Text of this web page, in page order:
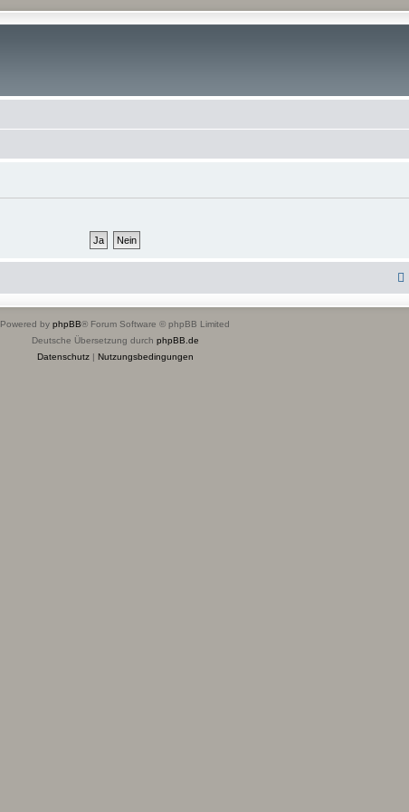
Powered by phpBB® Forum Software © phpBB Limited
Deutsche Übersetzung durch phpBB.de
Datenschutz| Nutzungsbedingungen